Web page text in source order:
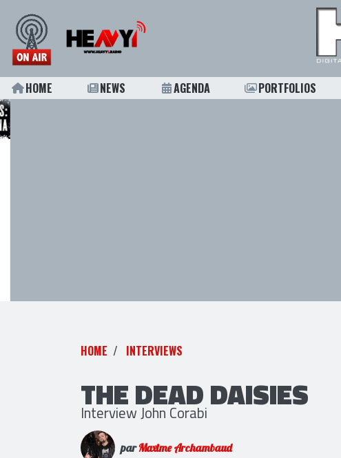
HOME NEWS AGENDA PORTFOLIOS
HOME INTERVIEWS
THE DEAD DAISIES
Interview John Corabi